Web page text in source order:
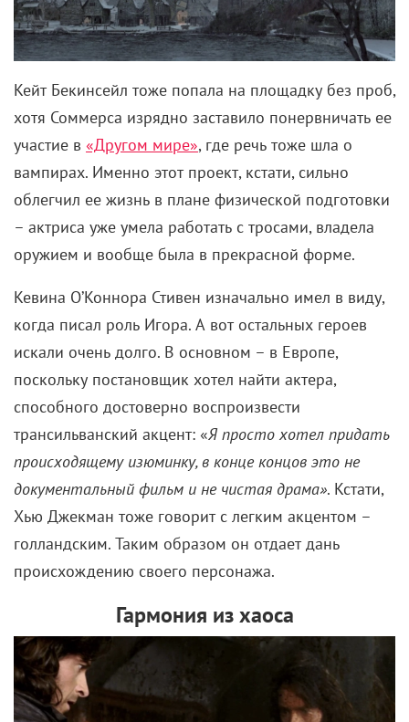
Кейт Бекинсейл тоже попала на площадку без проб,
хотя Соммерса изрядно заставило понервничать ее
участие в «Другом мире», где речь тоже шла о
вампирах. Именно этот проект, кстати, сильно
облегчил ее жизнь в плане физической подготовки
– актриса уже умела работать с тросами, владела
оружием и вообще была в прекрасной форме.
Кевина О’Коннора Стивен изначально имел в виду,
когда писал роль Игора. А вот остальных героев
искали очень долго. В основном – в Европе,
поскольку постановщик хотел найти актера,
способного достоверно воспроизвести
трансильванский акцент: «Я просто хотел придать
происходящему изюминку, в конце концов это не
документальный фильм и не чистая драма». Кстати,
Хью Джекман тоже говорит с легким акцентом –
голландским. Таким образом он отдает дань
происхождению своего персонажа.
Гармония из хаоса